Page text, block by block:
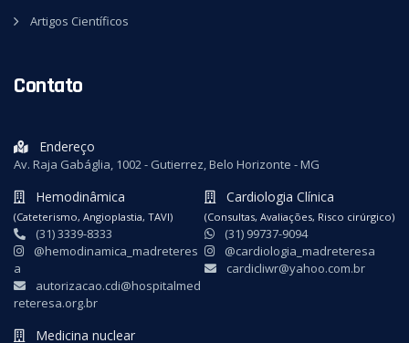
Artigos Científicos
Contato
Endereço
Av. Raja Gabáglia, 1002 - Gutierrez, Belo Horizonte - MG
Hemodinâmica
(Cateterismo, Angioplastia, TAVI)
(31) 3339-8333
@hemodinamica_madreteres
a
autorizacao.cdi@hospitalmed
reteresa.org.br
Cardiologia Clínica
(Consultas, Avaliações, Risco cirúrgico)
(31) 99737-9094
@cardiologia_madreteresa
cardicliwr@yahoo.com.br
Medicina nuclear